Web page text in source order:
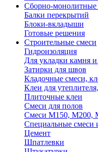
Сборно-монолитные
Балки перекрытий
Блоки-вкладыши
Готовые решения
Строительные смеси
Гидроизоляция
Для укладки камня и
Затирки для швов
Кладочные смеси,
Клеи для
Плиточные клеи
Смеси для полов
Смеси М150, М200,
Специальные смеси
Цемент
Шпатлевки